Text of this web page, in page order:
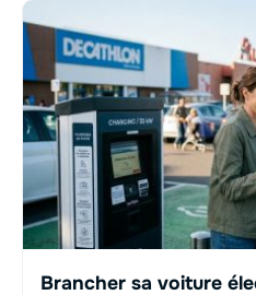
Brancher sa voiture